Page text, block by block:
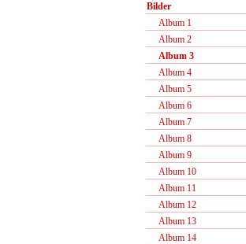
Bilder
Album 1
Album 2
Album 3
Album 4
Album 5
Album 6
Album 7
Album 8
Album 9
Album 10
Album 11
Album 12
Album 13
Album 14